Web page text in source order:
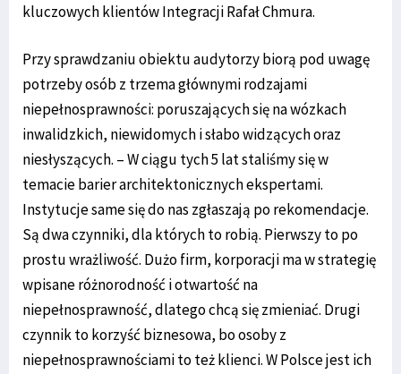
kluczowych klientów Integracji Rafał Chmura.
Przy sprawdzaniu obiektu audytorzy biorą pod uwagę
potrzeby osób z trzema głównymi rodzajami
niepełnosprawności: poruszających się na wózkach
inwalidzkich, niewidomych i słabo widzących oraz
niesłyszących. – W ciągu tych 5 lat staliśmy się w
temacie barier architektonicznych ekspertami.
Instytucje same się do nas zgłaszają po rekomendacje.
Są dwa czynniki, dla których to robią. Pierwszy to po
prostu wrażliwość. Dużo firm, korporacji ma w strategię
wpisane różnorodność i otwartość na
niepełnosprawność, dlatego chcą się zmieniać. Drugi
czynnik to korzyść biznesowa, bo osoby z
niepełnosprawnościami to też klienci. W Polsce jest ich